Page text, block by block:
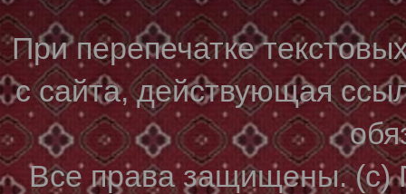
При перепечатке
с сайта, действующая
Все права защищены. (с)